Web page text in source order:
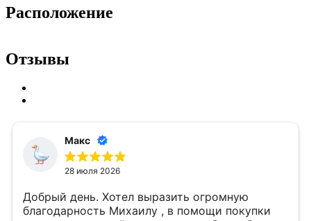
Расположение
Отзывы
Макс
28 июля 2026
Добрый день. Хотел выразить огромную
благодарность Михаилу , в помощи покупки